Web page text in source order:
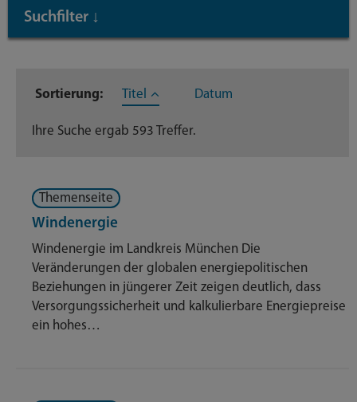
Suchfilter ↓
Themenseite
Sortierung: Titel Datum
Ihre Suche ergab 593 Treffer.
Themenseite
Windenergie
Windenergie im Landkreis München Die
Veränderungen der globalen energiepolitischen
Beziehungen in jüngerer Zeit zeigen deutlich, dass
Versorgungssicherheit und kalkulierbare Energiepreise
ein hohes…